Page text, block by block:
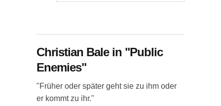
Christian Bale in "Public
Enemies"
"Früher oder später geht sie zu ihm oder
er kommt zu ihr."